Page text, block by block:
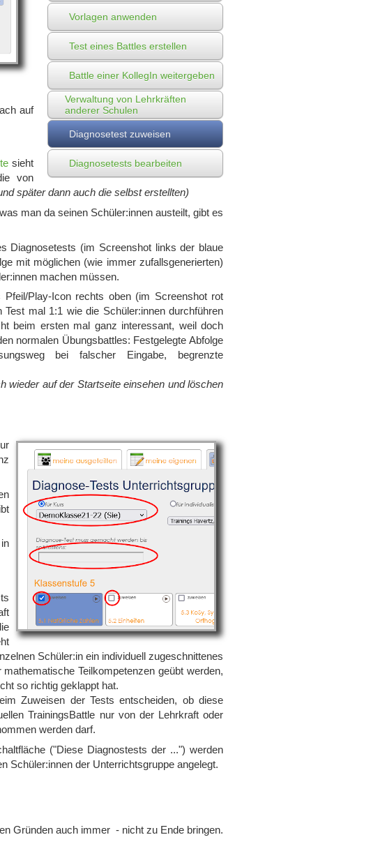
Vorlagen anwenden
Test eines Battles erstellen
Battle einer KollegIn weitergeben
Verwaltung von Lehrkräften
anderer Schulen
Diagnosetest zuweisen
Diagnosetests bearbeiten
auf
sieht
von
später dann auch die selbst erstellten)
man da seinen Schüler:innen austeilt, gibt es
Diagnosetests (im Screenshot links der blaue
mit möglichen (wie immer zufallsgenerierten)
machen müssen.
Play-Icon rechts oben (im Screenshot rot
mal 1:1 wie die Schüler:innen durchführen
beim ersten mal ganz interessant, weil doch
normalen Übungsbattles: Festgelegte Abfolge
bei falscher Eingabe, begrenzte
wieder auf der Startseite einsehen und löschen
Schüler:in ein individuell zugeschnittenes
Teilkompetenzen geübt werden,
so richtig geklappt hat.
Zuweisen der Tests entscheiden, ob diese
TrainingsBattle nur von der Lehrkraft oder
werden darf.
("Diese Diagnostests der ...") werden
Schüler:innen der Unterrichtsgruppe angelegt.
Gründen auch immer - nicht zu Ende bringen.